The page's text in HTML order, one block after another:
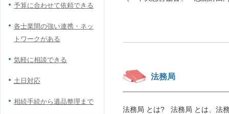
法務局
法務局 とは? 法務局 とは、法
予算に合わせて依頼できる
各士業間の強い連携・ネッ
トワークがある
気軽に相談できる
土日対応
相続手続から遺品整理まで